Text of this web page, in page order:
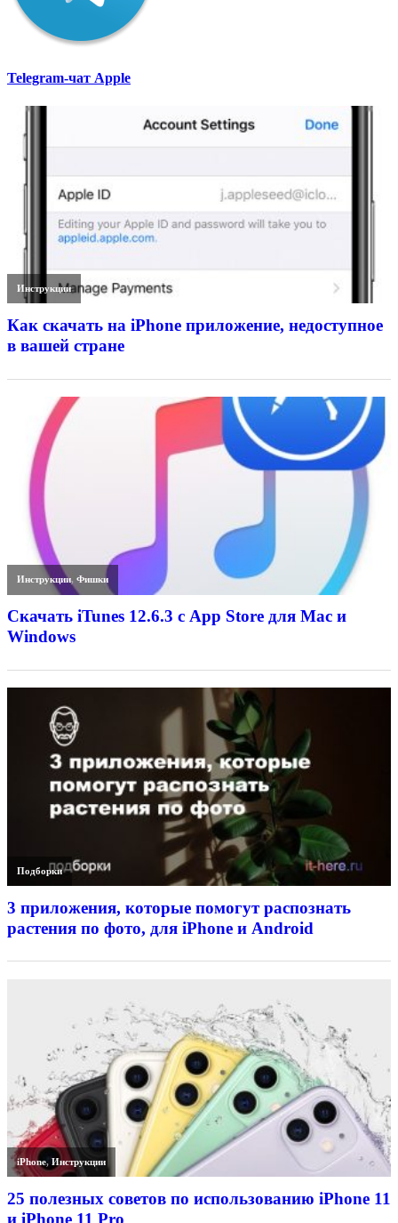
Telegram-чат Apple
Инструкции
Как скачать на iPhone приложение, недоступное
в вашей стране
Инструкции,Фишки
Скачать iTunes 12.6.3 с App Store для Mac и
Windows
Подборки
3 приложения, которые помогут распознать
растения по фото, для iPhone и Android
iPhone,Инструкции
25 полезных советов по использованию iPhone 11
и iPhone 11 Pro